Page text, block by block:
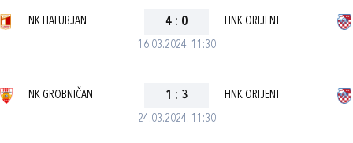
16.03.2024. 11:30
NK HALUBJAN 4 : 0 HNK ORIJENT
24.03.2024. 11:30
NK GROBNIČAN 1 : 3 HNK ORIJENT